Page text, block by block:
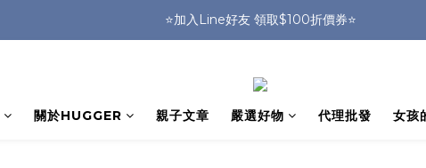
🎒HUGGER實體門市~實背才知道🎒
⭐️加入Line好友 領取$100折價券⭐️
關於HUGGER 親子文章 嚴選好物 代理批發 女孩